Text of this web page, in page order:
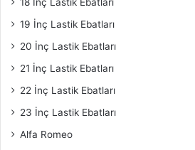
19 İnç Lastik Ebatları
20 İnç Lastik Ebatları
21 İnç Lastik Ebatları
22 İnç Lastik Ebatları
23 İnç Lastik Ebatları
Alfa Romeo